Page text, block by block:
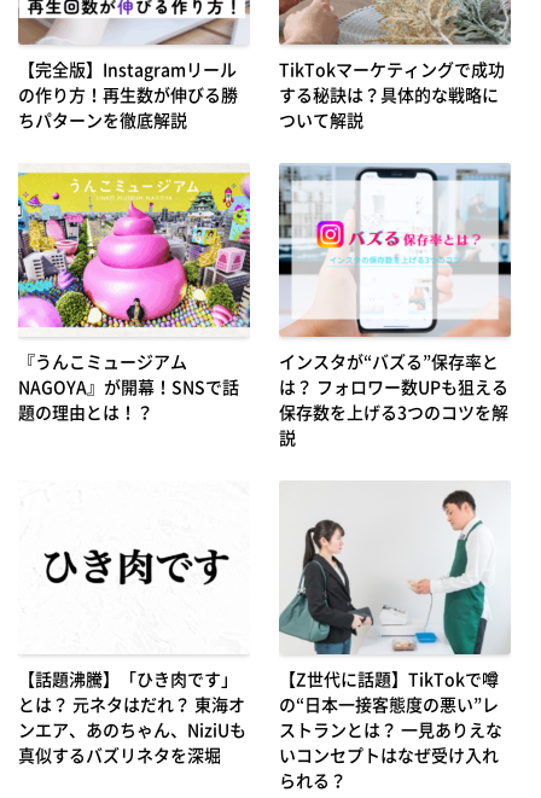
【完全版】Instagramリール
の作り方！再生数が伸びる勝
ちパターンを徹底解説
TikTokマーケティングで成功
する秘訣は？具体的な戦略に
ついて解説
『うんこミュージアム
NAGOYA』が開幕！SNSで話
題の理由とは！？
インスタが“バズる”保存率と
は？ フォロワー数UPも狙える
保存数を上げる3つのコツを解
説
【話題沸騰】「ひき肉です」
とは？ 元ネタはだれ？ 東海オ
ンエア、あのちゃん、NiziUも
真似するバズリネタを深堀
【Z世代に話題】TikTokで噂
の“日本一接客態度の悪い”レ
ストランとは？ 一見ありえな
いコンセプトはなぜ受け入れ
られる？